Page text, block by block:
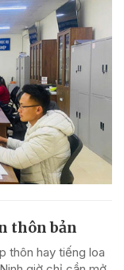
thôn bản
thôn hay tiếng loa